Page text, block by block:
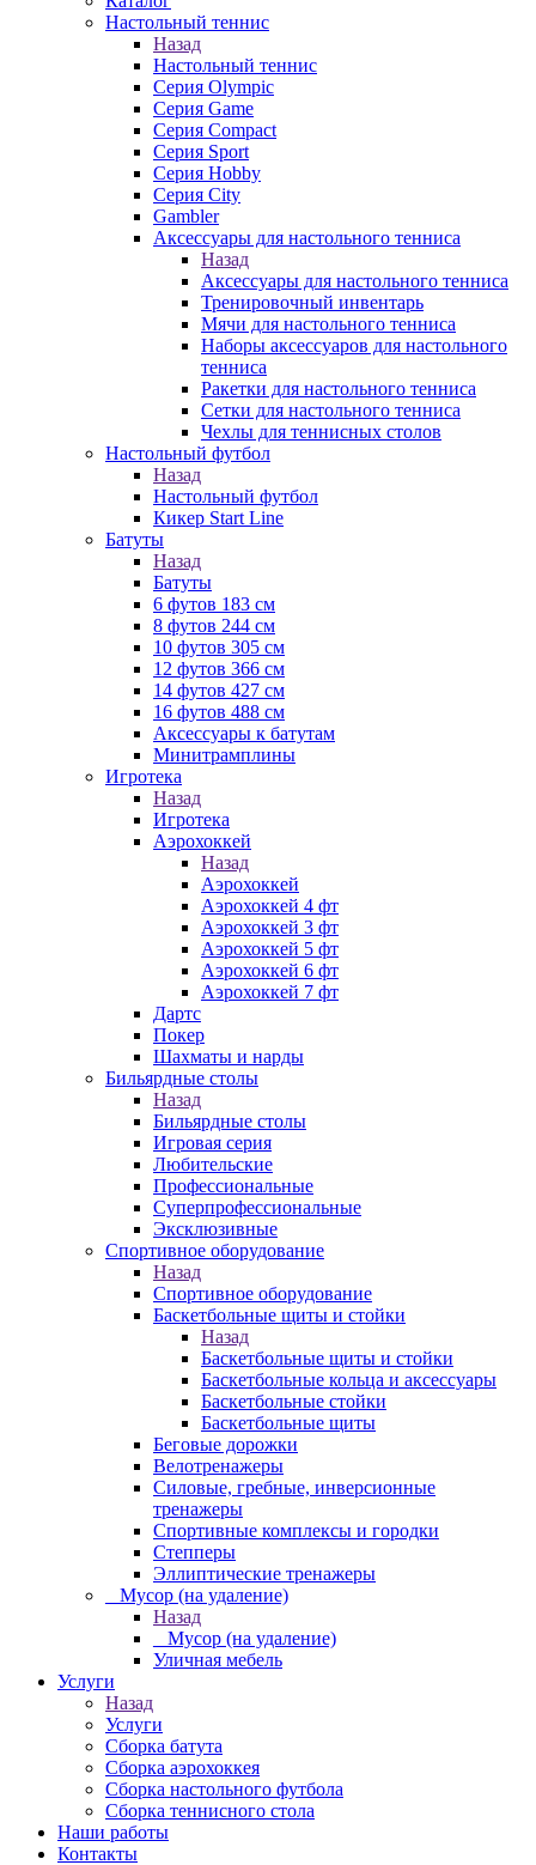
Настольный теннис
Назад
Настольный теннис
Серия Olympic
Серия Game
Серия Compact
Серия Sport
Серия Hobby
Серия City
Gambler
Аксессуары для настольного тенниса
Назад
Аксессуары для настольного тенниса
Тренировочный инвентарь
Мячи для настольного тенниса
Наборы аксессуаров для настольного
тенниса
Ракетки для настольного тенниса
Сетки для настольного тенниса
Чехлы для теннисных столов
Настольный футбол
Назад
Настольный футбол
Кикер Start Line
Батуты
Назад
Батуты
6 футов 183 см
8 футов 244 см
10 футов 305 см
12 футов 366 см
14 футов 427 см
16 футов 488 см
Аксессуары к батутам
Минитрамплины
Игротека
Назад
Игротека
Аэрохоккей
Назад
Аэрохоккей
Аэрохоккей 4 фт
Аэрохоккей 3 фт
Аэрохоккей 5 фт
Аэрохоккей 6 фт
Аэрохоккей 7 фт
Дартс
Покер
Шахматы и нарды
Бильярдные столы
Назад
Бильярдные столы
Игровая серия
Любительские
Профессиональные
Суперпрофессиональные
Эксклюзивные
Спортивное оборудование
Назад
Спортивное оборудование
Баскетбольные щиты и стойки
Назад
Баскетбольные щиты и стойки
Баскетбольные кольца и аксессуары
Баскетбольные стойки
Баскетбольные щиты
Беговые дорожки
Велотренажеры
Силовые, гребные, инверсионные
тренажеры
Спортивные комплексы и городки
Степперы
Эллиптические тренажеры
_ Мусор (на удаление)
Назад
_ Мусор (на удаление)
Уличная мебель
Услуги
Назад
Услуги
Сборка батута
Сборка аэрохоккея
Сборка настольного футбола
Сборка теннисного стола
Наши работы
Контакты